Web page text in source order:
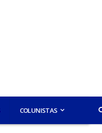
COLUNISTAS